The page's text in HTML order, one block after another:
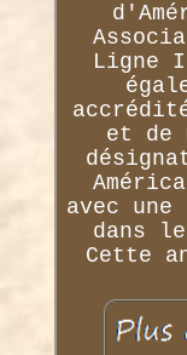
Ligne
et de
avec une
dans
Cette